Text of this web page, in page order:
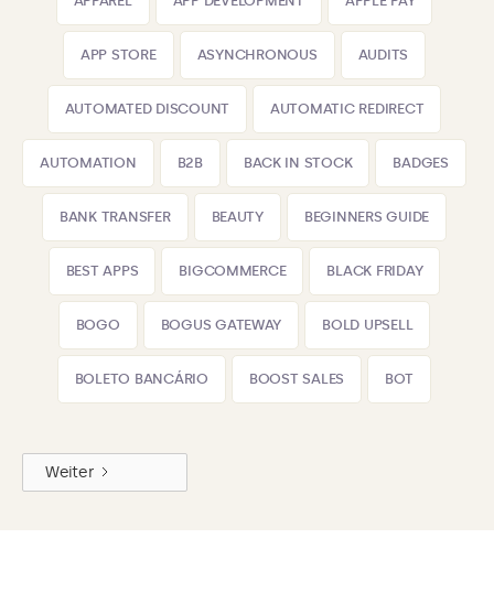
APP STORE ASYNCHRONOUS AUDITS
AUTOMATED DISCOUNT AUTOMATIC REDIRECT
AUTOMATION B2B BACK IN STOCK BADGES
BANK TRANSFER BEAUTY BEGINNERS GUIDE
BEST APPS BIGCOMMERCE BLACK FRIDAY
BOGO BOGUS GATEWAY BOLD UPSELL
BOLETO BANCÁRIO BOOST SALES BOT
Weiter